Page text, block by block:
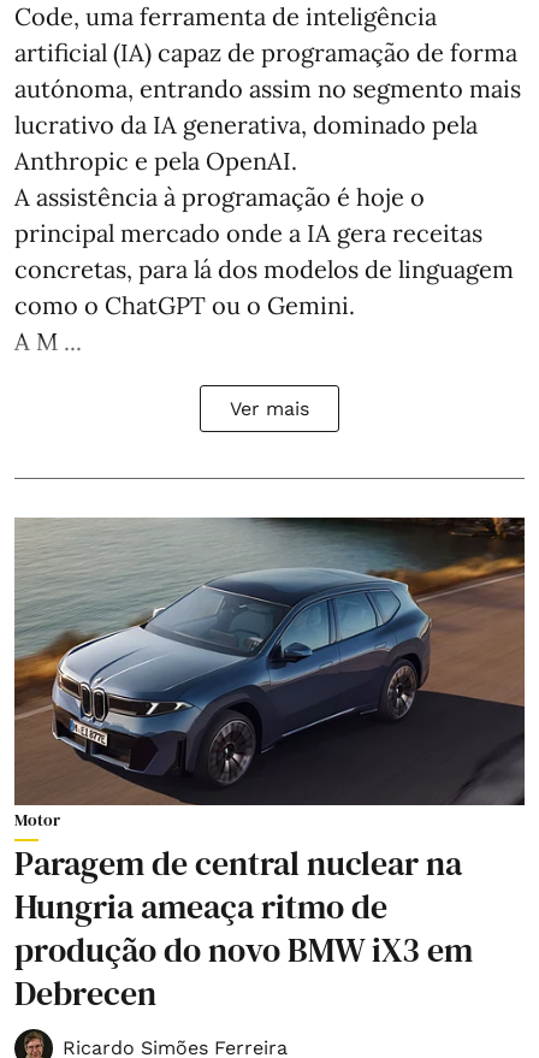
Code, uma ferramenta de inteligência
artificial (IA) capaz de programação de forma
autónoma, entrando assim no segmento mais
lucrativo da IA generativa, dominado pela
Anthropic e pela OpenAI.
A assistência à programação é hoje o
principal mercado onde a IA gera receitas
concretas, para lá dos modelos de linguagem
como o ChatGPT ou o Gemini.
A M ...
Ver mais
Motor
Paragem de central nuclear na
Hungria ameaça ritmo de
produção do novo BMW iX3 em
Debrecen
Ricardo Simões Ferreira